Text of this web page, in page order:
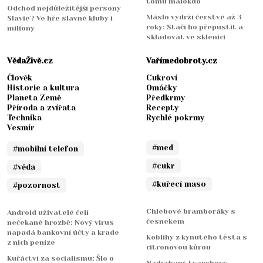
Odchod nejdůležitější persony
Slavie? Ve hře slavné kluby i
miliony
Máslo vydrží čerstvé až 3
roky: Stačí ho přepustit a
skladovat ve sklenici
VědaŽivě.cz
Člověk
Historie a kultura
Planeta Země
Příroda a zvířata
Technika
Vesmír
#mobilní telefon
#věda
#pozornost
Android uživatelé čelí
nečekané hrozbě: Nový virus
napadá bankovní účty a krade
z nich peníze
Kuřáctví za socialismu: Šlo o
Vařímedobroty.cz
Cukroví
Omáčky
Předkrmy
Recepty
Rychlé pokrmy
#med
#cukr
#kuřecí maso
Chlebové bramboráky s
česnekem
Koblihy z kynutého těsta s
citronovou kůrou